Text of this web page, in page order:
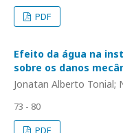
PDF
Efeito da água na
sobre os danos
Jonatan Alberto Tonial;
73 - 80
PDF